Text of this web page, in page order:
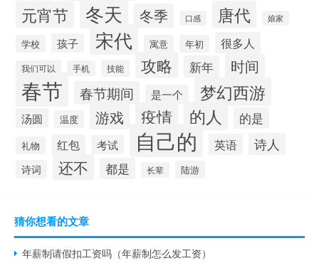
元宵节 冬天 冬季 口感 唐代 娘家
学校 孩子 宋代 寓意 年初 很多人
我们可以 手机 技能 攻略 新年 时间
春节 春节期间 是一个 梦幻西游
汤圆 温度 游戏 疫情 的人 的是
礼物 红包 考试 自己的 英语 诗人
诗词 还不 都是 长辈 陆游
猜你想看的文章
年薪制请假扣工资吗（年薪制怎么发工资）